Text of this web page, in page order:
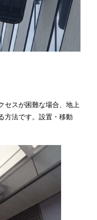
セスが困難な場合、地上
方法です。設置・移動